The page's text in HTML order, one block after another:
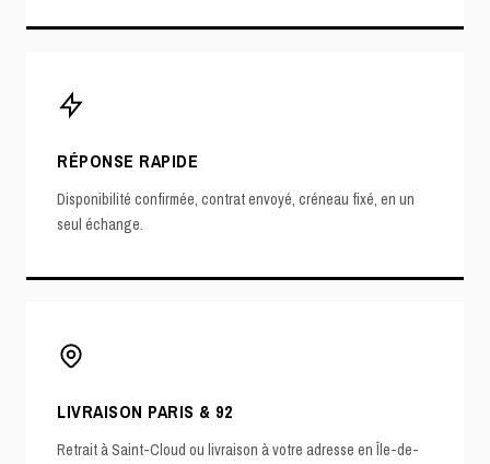
RÉPONSE RAPIDE
Disponibilité confirmée, contrat envoyé, créneau fixé, en un
seul échange.
LIVRAISON PARIS & 92
Retrait à Saint-Cloud ou livraison à votre adresse en Île-de-